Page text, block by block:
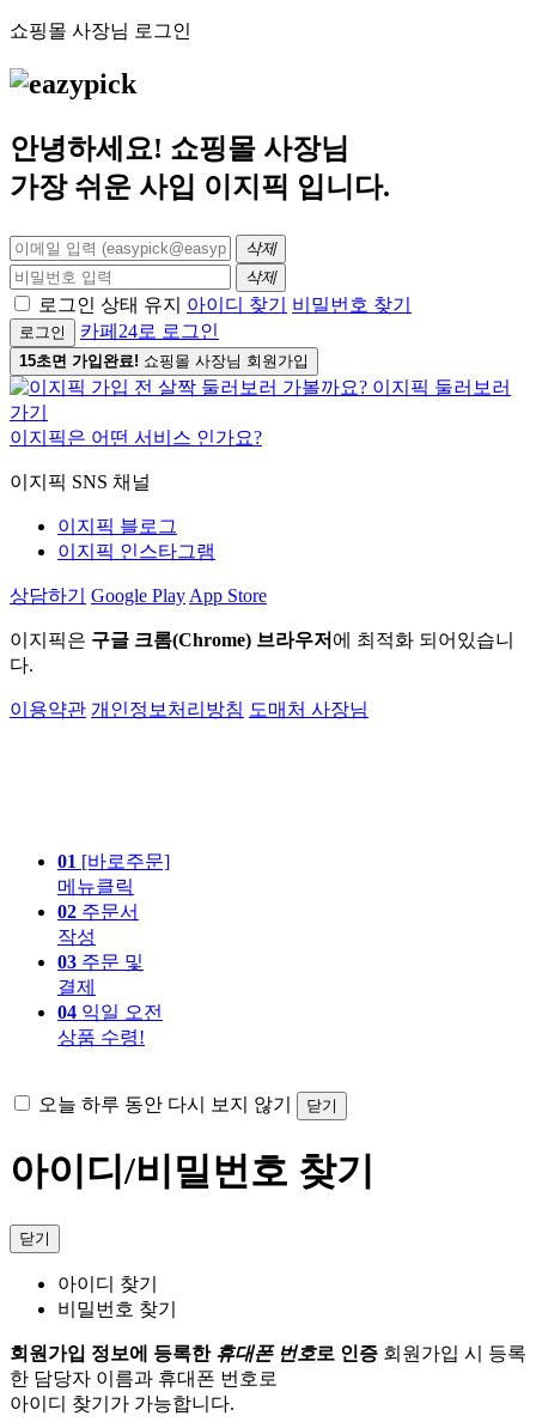
쇼핑몰 사장님 로그인
안녕하세요! 쇼핑몰 사장님
가장 쉬운 사입 이지픽 입니다.
삭제
삭제
로그인 상태 유지 아이디 찾기 비밀번호 찾기
로그인 카페24로 로그인
15초면 가입완료! 쇼핑몰 사장님 회원가입
이지픽은 어떤 서비스 인가요?
이지픽 SNS 채널
이지픽 블로그
이지픽 인스타그램
상담하기 Google Play App Store
이지픽은 구글 크롬(Chrome) 브라우저 에 최적화 되어있습니
다.
이용약관 개인정보처리방침 도매처 사장님
01 [바로주문]
메뉴클릭
02 주문서
작성
03 주문 및
결제
04 익일 오전
상품 수령!
오늘 하루 동안 다시 보지 않기 닫기
아이디/비밀번호 찾기
닫기
아이디 찾기
비밀번호 찾기
회원가입 정보에 등록한 휴대폰 번호로 인증 회원가입 시 등록
한 담당자 이름과 휴대폰 번호로
아이디 찾기가 가능합니다.